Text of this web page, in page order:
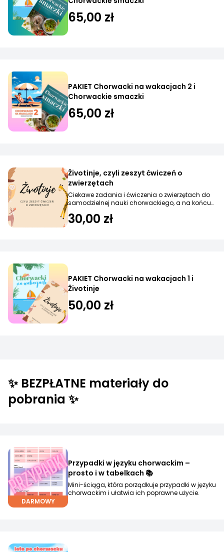
65,00 zł
PAKIET Chorwacki na wakacjach 2 i
Chorwackie smaczki
65,00 zł
Životinje, czyli zeszyt ćwiczeń o
zwierzętach
Ciekawe zadania i ćwiczenia o zwierzętach do
samodzielnej nauki chorwackiego, a na końcu
30,00 zł
PAKIET Chorwacki na wakacjach 1 i
Životinje
50,00 zł
✨ BEZPŁATNE materiały do
pobrania ✨
DARMOWY
Przypadki w języku chorwackim –
prosto i w tabelkach 📚
Mini-ściąga, która porządkuje przypadki w języku
chorwackim i ułatwia ich poprawne użycie.